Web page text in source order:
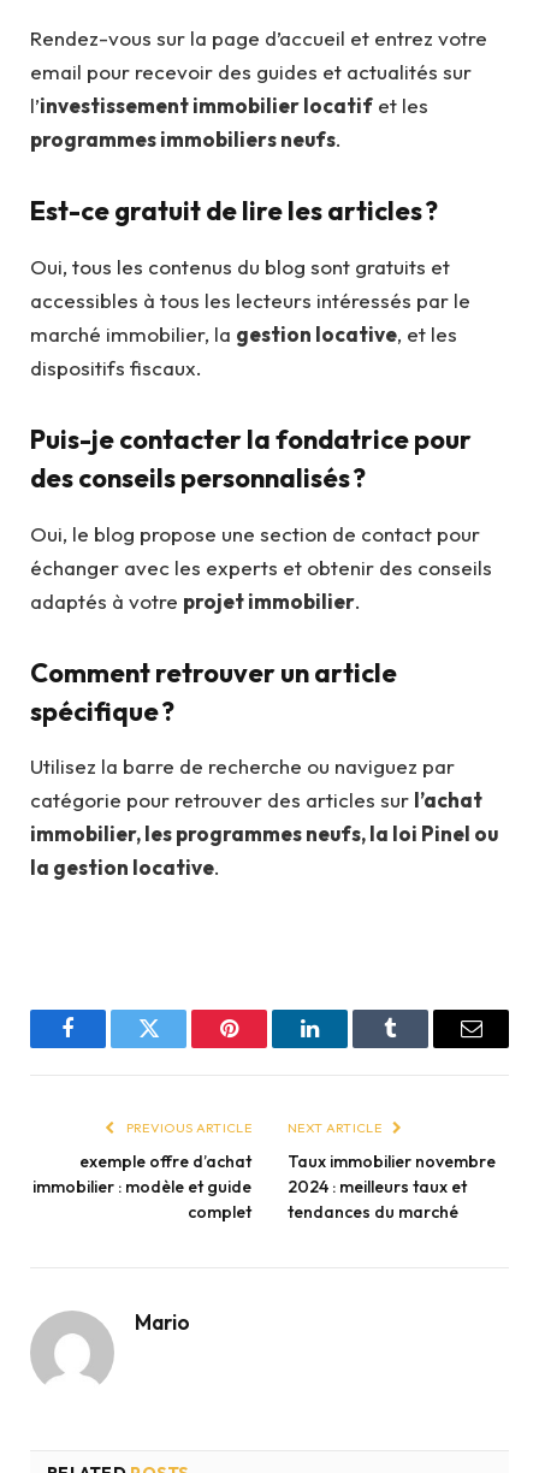
Rendez-vous sur la page d’accueil et entrez votre
email pour recevoir des guides et actualités sur
l’investissement immobilier locatif et les
programmes immobiliers neufs.
Est-ce gratuit de lire les articles ?
Oui, tous les contenus du blog sont gratuits et
accessibles à tous les lecteurs intéressés par le
marché immobilier, la gestion locative, et les
dispositifs fiscaux.
Puis-je contacter la fondatrice pour
des conseils personnalisés ?
Oui, le blog propose une section de contact pour
échanger avec les experts et obtenir des conseils
adaptés à votre projet immobilier.
Comment retrouver un article
spécifique ?
Utilisez la barre de recherche ou naviguez par
catégorie pour retrouver des articles sur l’achat
immobilier, les programmes neufs, la loi Pinel ou
la gestion locative.
FacebookTwitter Pinterest LinkedInTumblr Email
PREVIOUS ARTICLE
exemple offre d’achat
immobilier : modèle et guide
complet
NEXT ARTICLE
Taux immobilier novembre
2024 : meilleurs taux et
tendances du marché
Mario